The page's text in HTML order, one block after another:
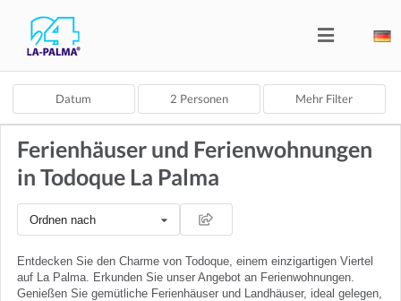
Datum 2 Personen Mehr Filter
Ferienhäuser und Ferienwohnungen
in Todoque La Palma
Ordnen nach
Entdecken Sie den Charme von Todoque, einem einzigartigen Viertel
auf La Palma. Erkunden Sie unser Angebot an Ferienwohnungen.
Genießen Sie gemütliche Ferienhäuser und Landhäuser, ideal gelegen,